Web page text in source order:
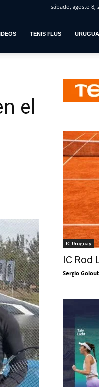
sábado, agosto 8,
TENIS PLUS
el
IC Uruguay
IC Rod
Sergio